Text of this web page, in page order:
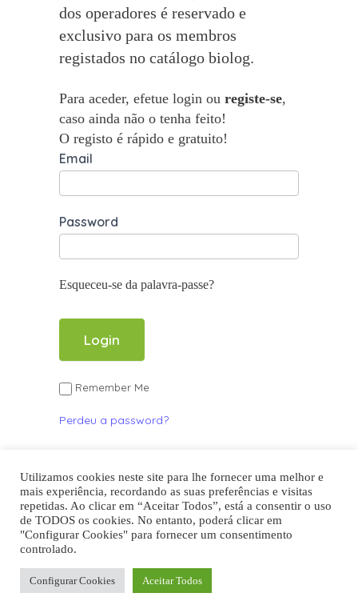
dos operadores é reservado e
exclusivo para os membros
registados no catálogo biolog.
Para aceder, efetue login ou registe-se,
caso ainda não o tenha feito!
O registo é rápido e gratuito!
Email
Password
Esqueceu-se da palavra-passe?
Remember Me
Perdeu a password?
Se ainda não se registou,registe-se aqui!
Regressar à lista de Operadores
Utilizamos cookies neste site para lhe fornecer uma melhor e
mais experiência, recordando as suas preferências e visitas
repetidas. Ao clicar em “Aceitar Todos”, está a consentir o uso
de TODOS os cookies. No entanto, poderá clicar em
"Configurar Cookies" para fornecer um consentimento
controlado.
Configurar Cookies Aceitar Todos